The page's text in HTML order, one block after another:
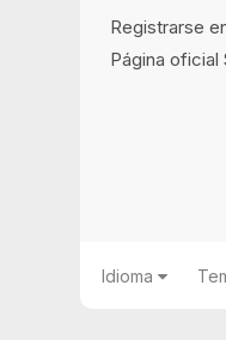
Registrarse
Página oficial
Idioma